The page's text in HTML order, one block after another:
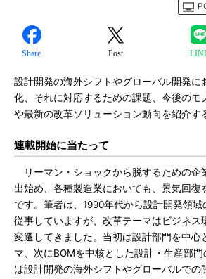
Share Post
設計開発の海外シフトやグローバル開発に
化、それに対応するための課題、今後のモ
や最新の改革ソリューション動向を紹介す
連載開始に当たって
リーマン・ショックから脱するための企
出始め、各種製造業においても、景気回復
です。筆者は、1990年代から設計開発領
従事していますが、改革テーマはビジネス
変遷してきました。当初は設計部門を中心
マ、次にBOMを中核とした設計・生産部
は設計開発の海外シフトやグローバルでの